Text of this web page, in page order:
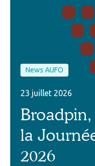
News AUFO
23 juillet 2026
la
2026